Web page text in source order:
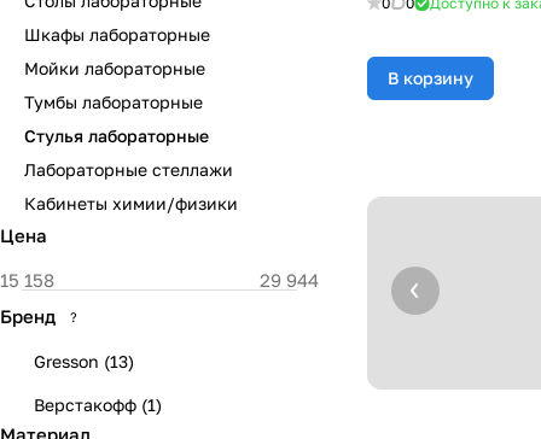
В корзину
Шкафы лабораторные
Мойки лабораторные
Тумбы лабораторные
Стулья лабораторные
Лабораторные стеллажи
Кабинеты химии/физики
Цена
Бренд ?
Gresson (13)
Верстакофф (1)
Материал